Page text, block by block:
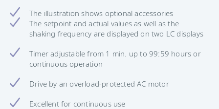
The illustration shows optional accessories
The setpoint and actual values ​​as well as the
shaking frequency are displayed on two LC displays
Timer adjustable from 1 min. up to 99:59 hours or
continuous operation
Drive by an overload-protected AC motor
Excellent for continuous use